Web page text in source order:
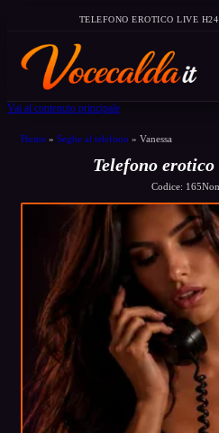
TELEFONO EROTICO LIVE
Vai al contenuto principale
Home » Seghe al telefono » Vanessa
Telefono erotico
Codice: 165